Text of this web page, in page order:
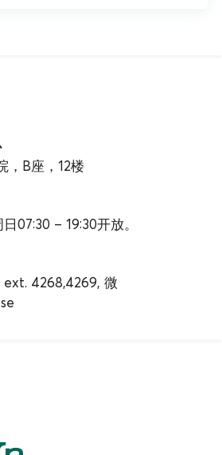
，B座，12楼
日07:30 – 19:30开放。
4268,4269, 微